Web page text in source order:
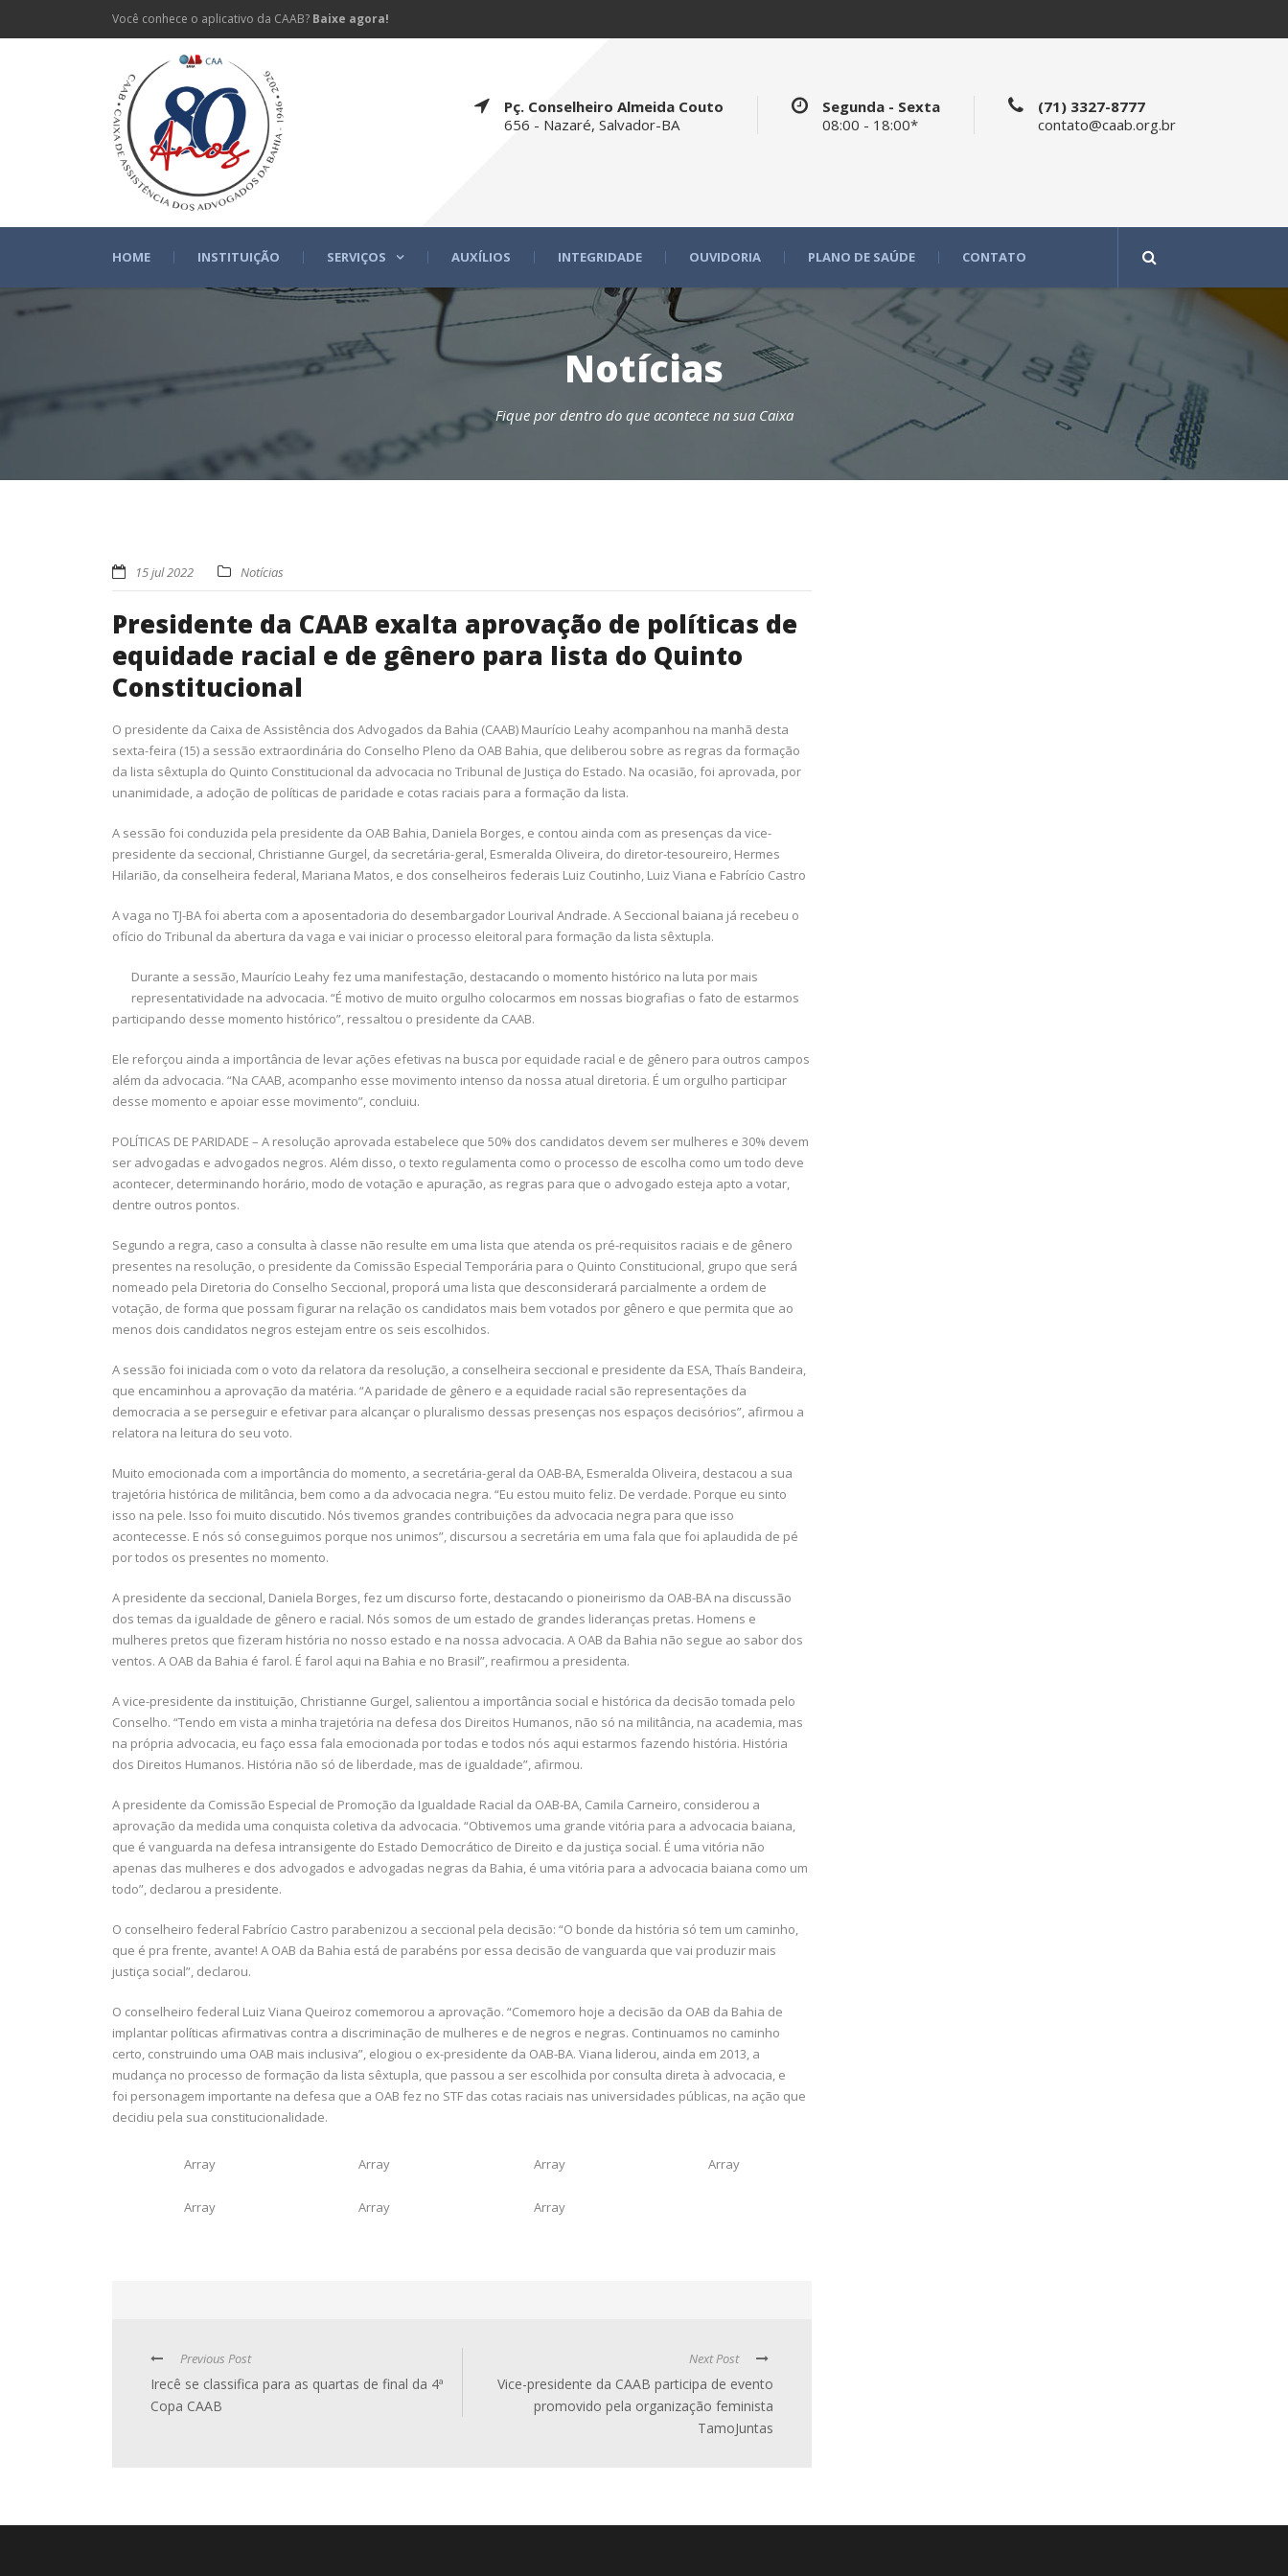
Você conhece o aplicativo da CAAB? Baixe agora!
Pç. Conselheiro Almeida Couto
656 - Nazaré, Salvador-BA
Segunda - Sexta
08:00 - 18:00*
(71) 3327-8777
contato@caab.org.br
HOME INSTITUIÇÃO SERVIÇOS AUXÍLIOS INTEGRIDADE OUVIDORIA PLANO DE SAÚDE CONTATO
Notícias
Fique por dentro do que acontece na sua Caixa
15 jul 2022 Notícias
Presidente da CAAB exalta aprovação de políticas de
equidade racial e de gênero para lista do Quinto
Constitucional
O presidente da Caixa de Assistência dos Advogados da Bahia (CAAB) Maurício Leahy acompanhou na manhã desta
sexta-feira (15) a sessão extraordinária do Conselho Pleno da OAB Bahia, que deliberou sobre as regras da formação
da lista sêxtupla do Quinto Constitucional da advocacia no Tribunal de Justiça do Estado. Na ocasião, foi aprovada, por
unanimidade, a adoção de políticas de paridade e cotas raciais para a formação da lista.
A sessão foi conduzida pela presidente da OAB Bahia, Daniela Borges, e contou ainda com as presenças da vice-
presidente da seccional, Christianne Gurgel, da secretária-geral, Esmeralda Oliveira, do diretor-tesoureiro, Hermes
Hilarião, da conselheira federal, Mariana Matos, e dos conselheiros federais Luiz Coutinho, Luiz Viana e Fabrício Castro
A vaga no TJ-BA foi aberta com a aposentadoria do desembargador Lourival Andrade. A Seccional baiana já recebeu o
ofício do Tribunal da abertura da vaga e vai iniciar o processo eleitoral para formação da lista sêxtupla.
Durante a sessão, Maurício Leahy fez uma manifestação, destacando o momento histórico na luta por mais
representatividade na advocacia. “É motivo de muito orgulho colocarmos em nossas biografias o fato de estarmos
participando desse momento histórico”, ressaltou o presidente da CAAB.
Ele reforçou ainda a importância de levar ações efetivas na busca por equidade racial e de gênero para outros campos
além da advocacia. “Na CAAB, acompanho esse movimento intenso da nossa atual diretoria. É um orgulho participar
desse momento e apoiar esse movimento”, concluiu.
POLÍTICAS DE PARIDADE – A resolução aprovada estabelece que 50% dos candidatos devem ser mulheres e 30% devem
ser advogadas e advogados negros. Além disso, o texto regulamenta como o processo de escolha como um todo deve
acontecer, determinando horário, modo de votação e apuração, as regras para que o advogado esteja apto a votar,
dentre outros pontos.
Segundo a regra, caso a consulta à classe não resulte em uma lista que atenda os pré-requisitos raciais e de gênero
presentes na resolução, o presidente da Comissão Especial Temporária para o Quinto Constitucional, grupo que será
nomeado pela Diretoria do Conselho Seccional, proporá uma lista que desconsiderará parcialmente a ordem de
votação, de forma que possam figurar na relação os candidatos mais bem votados por gênero e que permita que ao
menos dois candidatos negros estejam entre os seis escolhidos.
A sessão foi iniciada com o voto da relatora da resolução, a conselheira seccional e presidente da ESA, Thaís Bandeira,
que encaminhou a aprovação da matéria. “A paridade de gênero e a equidade racial são representações da
democracia a se perseguir e efetivar para alcançar o pluralismo dessas presenças nos espaços decisórios”, afirmou a
relatora na leitura do seu voto.
Muito emocionada com a importância do momento, a secretária-geral da OAB-BA, Esmeralda Oliveira, destacou a sua
trajetória histórica de militância, bem como a da advocacia negra. “Eu estou muito feliz. De verdade. Porque eu sinto
isso na pele. Isso foi muito discutido. Nós tivemos grandes contribuições da advocacia negra para que isso
acontecesse. E nós só conseguimos porque nos unimos”, discursou a secretária em uma fala que foi aplaudida de pé
por todos os presentes no momento.
A presidente da seccional, Daniela Borges, fez um discurso forte, destacando o pioneirismo da OAB-BA na discussão
dos temas da igualdade de gênero e racial. Nós somos de um estado de grandes lideranças pretas. Homens e
mulheres pretos que fizeram história no nosso estado e na nossa advocacia. A OAB da Bahia não segue ao sabor dos
ventos. A OAB da Bahia é farol. É farol aqui na Bahia e no Brasil”, reafirmou a presidenta.
A vice-presidente da instituição, Christianne Gurgel, salientou a importância social e histórica da decisão tomada pelo
Conselho. “Tendo em vista a minha trajetória na defesa dos Direitos Humanos, não só na militância, na academia, mas
na própria advocacia, eu faço essa fala emocionada por todas e todos nós aqui estarmos fazendo história. História
dos Direitos Humanos. História não só de liberdade, mas de igualdade”, afirmou.
A presidente da Comissão Especial de Promoção da Igualdade Racial da OAB-BA, Camila Carneiro, considerou a
aprovação da medida uma conquista coletiva da advocacia. “Obtivemos uma grande vitória para a advocacia baiana,
que é vanguarda na defesa intransigente do Estado Democrático de Direito e da justiça social. É uma vitória não
apenas das mulheres e dos advogados e advogadas negras da Bahia, é uma vitória para a advocacia baiana como um
todo”, declarou a presidente.
O conselheiro federal Fabrício Castro parabenizou a seccional pela decisão: “O bonde da história só tem um caminho,
que é pra frente, avante! A OAB da Bahia está de parabéns por essa decisão de vanguarda que vai produzir mais
justiça social”, declarou.
O conselheiro federal Luiz Viana Queiroz comemorou a aprovação. “Comemoro hoje a decisão da OAB da Bahia de
implantar políticas afirmativas contra a discriminação de mulheres e de negros e negras. Continuamos no caminho
certo, construindo uma OAB mais inclusiva”, elogiou o ex-presidente da OAB-BA. Viana liderou, ainda em 2013, a
mudança no processo de formação da lista sêxtupla, que passou a ser escolhida por consulta direta à advocacia, e
foi personagem importante na defesa que a OAB fez no STF das cotas raciais nas universidades públicas, na ação que
decidiu pela sua constitucionalidade.
Array Array Array Array
Array Array Array
Previous Post
Irecê se classifica para as quartas de final da 4ª
Copa CAAB
Next Post
Vice-presidente da CAAB participa de evento
promovido pela organização feminista
TamoJuntas